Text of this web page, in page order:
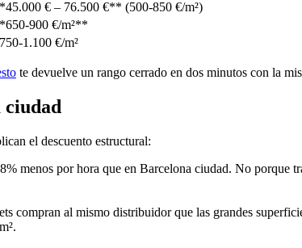
€ – 76.500 €** (500-850 €/m²)
900 €/m²**
1.100 €/m²
te devuelve un rango cerrado en dos minutos con la
ciudad
el descuento estructural:
menos por hora que en Barcelona ciudad. No porque
compran al mismo distribuidor que las grandes